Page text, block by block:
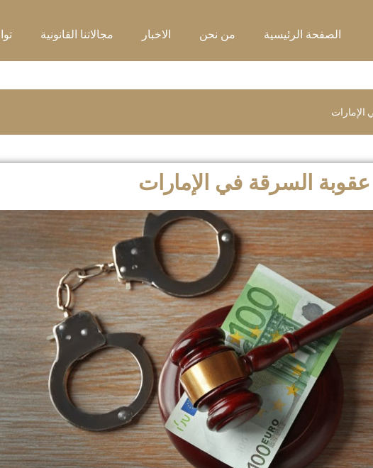
الصفحة الرئيسية من نحن الاخبار مجالاتنا القانونية
الإمارات
عقوبة السرقة في الإمارات